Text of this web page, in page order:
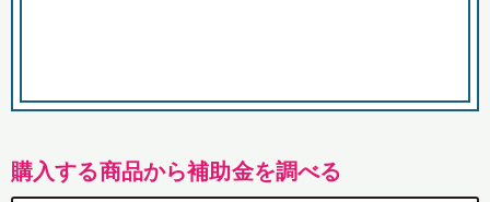
購入する商品から補助金を調べる